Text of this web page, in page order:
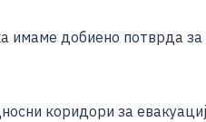
имаме добиено потврда
коридори за